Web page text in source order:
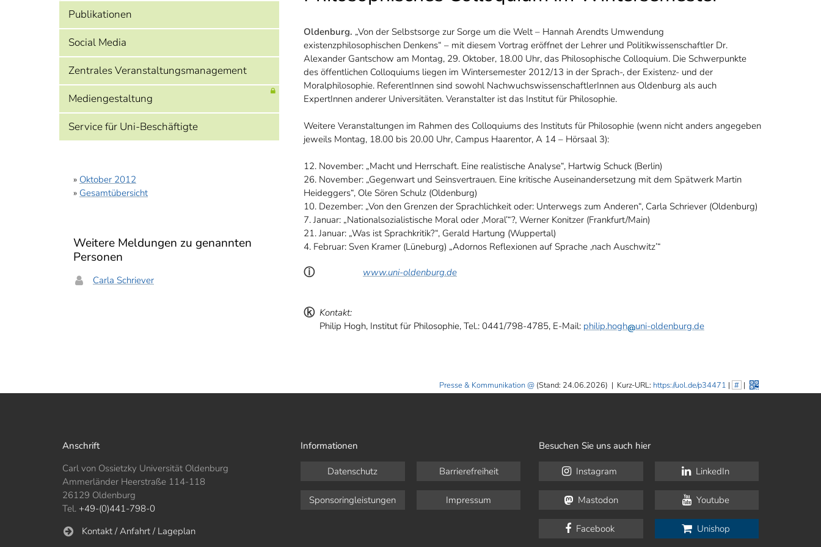
Publikationen
Social Media
Zentrales Veranstaltungsmanagement
Mediengestaltung
Service für Uni-Beschäftigte
» Oktober 2012
» Gesamtübersicht
Weitere Meldungen zu genannten
Personen
Carla Schriever
Oldenburg. „Von der Selbstsorge zur Sorge um die Welt – Hannah Arendts Umwendung
existenzphilosophischen Denkens“ – mit diesem Vortrag eröffnet der Lehrer und Politikwissenschaftler Dr.
Alexander Gantschow am Montag, 29. Oktober, 18.00 Uhr, das Philosophische Colloquium. Die Schwerpunkte
des öffentlichen Colloquiums liegen im Wintersemester 2012/13 in der Sprach-, der Existenz- und der
Moralphilosophie. ReferentInnen sind sowohl NachwuchswissenschaftlerInnen aus Oldenburg als auch
ExpertInnen anderer Universitäten. Veranstalter ist das Institut für Philosophie.
Weitere Veranstaltungen im Rahmen des Colloquiums des Instituts für Philosophie (wenn nicht anders angegeben
jeweils Montag, 18.00 bis 20.00 Uhr, Campus Haarentor, A 14 – Hörsaal 3):
12. November: „Macht und Herrschaft. Eine realistische Analyse“, Hartwig Schuck (Berlin)
26. November: „Gegenwart und Seinsvertrauen. Eine kritische Auseinandersetzung mit dem Spätwerk Martin
Heideggers“, Ole Sören Schulz (Oldenburg)
10. Dezember: „Von den Grenzen der Sprachlichkeit oder: Unterwegs zum Anderen“, Carla Schriever (Oldenburg)
7. Januar: „Nationalsozialistische Moral oder ‚Moral’“?, Werner Konitzer (Frankfurt/Main)
21. Januar: „Was ist Sprachkritik?“, Gerald Hartung (Wuppertal)
4. Februar: Sven Kramer (Lüneburg) „Adornos Reflexionen auf Sprache ‚nach Auschwitz’“
ⓘ www.uni-oldenburg.de
ⓚ Kontakt:
Philip Hogh, Institut für Philosophie, Tel.: 0441/798-4785, E-Mail: philip.hogh uni-oldenburg.de
Presse & Kommunikation (Stand: 24.06.2026) | Kurz-URL: https://uol.de/p34471 | # |
Anschrift
Carl von Ossietzky Universität Oldenburg
Ammerländer Heerstraße 114-118
26129 Oldenburg
Tel. +49-(0)441-798-0
Kontakt / Anfahrt / Lageplan
Informationen
Datenschutz Barrierefreiheit
Sponsoringleistungen Impressum
Besuchen Sie uns auch hier
Instagram LinkedIn
Mastodon Youtube
Facebook Unishop